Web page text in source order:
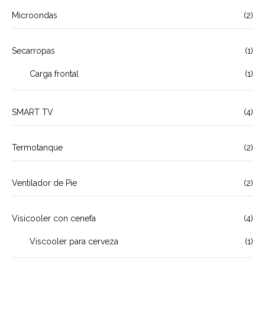
Microondas (2)
Secarropas (1)
Carga frontal (1)
SMART TV (4)
Termotanque (2)
Ventilador de Pie (2)
Visicooler con cenefa (4)
Viscooler para cerveza (1)